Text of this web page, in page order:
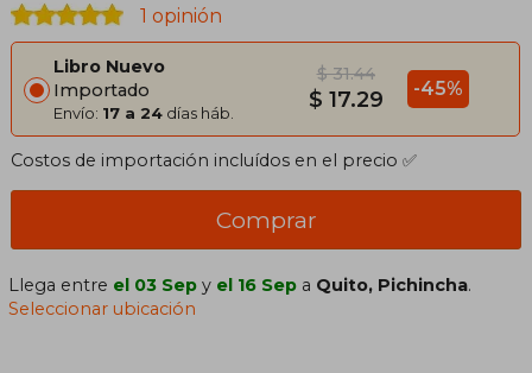
1 opinión
Libro Nuevo
Importado
Envío: 17 a 24 días háb.
$ 31.44
$ 17.29 -45%
Costos de importación incluídos en el precio ✅
Comprar
Llega entre el 03 Sep y el 16 Sep a Quito, Pichincha.
Seleccionar ubicación